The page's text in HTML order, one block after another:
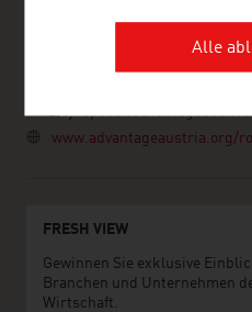
www.advantageaustria.org/ro
FRESH VIEW
Gewinnen Sie exklusive
Branchen und Unternehmen
Wirtschaft.
Alle